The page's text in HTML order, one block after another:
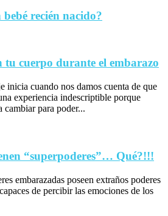
recién nacido?
tu cuerpo durante el embarazo
inicia cuando nos damos cuenta de que
experiencia indescriptible porque
cambiar para poder...
“superpoderes”… Qué?!!!
embarazadas poseen extraños poderes
de percibir las emociones de los